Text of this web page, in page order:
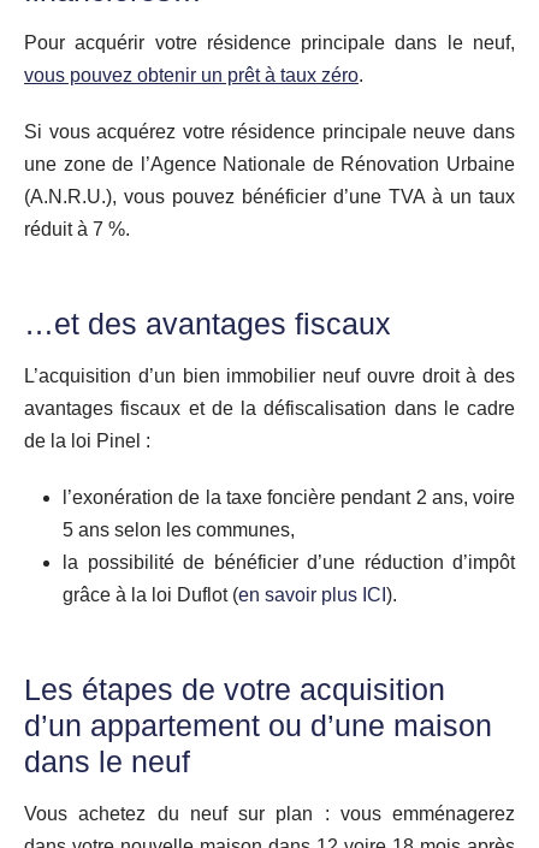
Pour acquérir votre résidence principale dans le neuf,
vous pouvez obtenir un prêt à taux zéro.
Si vous acquérez votre résidence principale neuve dans
une zone de l’Agence Nationale de Rénovation Urbaine
(A.N.R.U.), vous pouvez bénéficier d’une TVA à un taux
réduit à 7 %.
…et des avantages fiscaux
L’acquisition d’un bien immobilier neuf ouvre droit à des
avantages fiscaux et de la défiscalisation dans le cadre
de la loi Pinel :
l’exonération de la taxe foncière pendant 2 ans, voire
5 ans selon les communes,
la possibilité de bénéficier d’une réduction d’impôt
grâce à la loi Duflot (en savoir plus ICI ).
Les étapes de votre acquisition
d’un appartement ou d’une maison
dans le neuf
Vous achetez du neuf sur plan : vous emménagerez